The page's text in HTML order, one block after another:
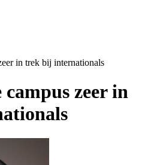
in trek bij internationals
zeer in